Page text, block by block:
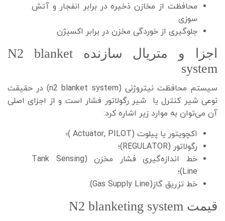
محافظت از مخازن ذخیره در برابر انفجار و آتش
سوزی
جلوگیری از خوردگی مخزن در برابر اکسیژن
اجزا و متریال سازنده N2 blanket
system
سیستم محافظت نیتروژنی (n2 blanket system) در حقیقت
نوعی شیر کنترل یا شیر رگولاتور فشار است و از اجزای اصلی
آن می‌توان به موارد زیر اشاره کرد:
اکچویتور یا پیلوت (Actuator, PILOT )؛
رگولاتور (REGULATOR)؛
خط اندازه‌گیری فشار مخزن (Tank Sensing
Line)؛
خط تزریق گاز(Gas Supply Line).
قیمت N2 blanketing system